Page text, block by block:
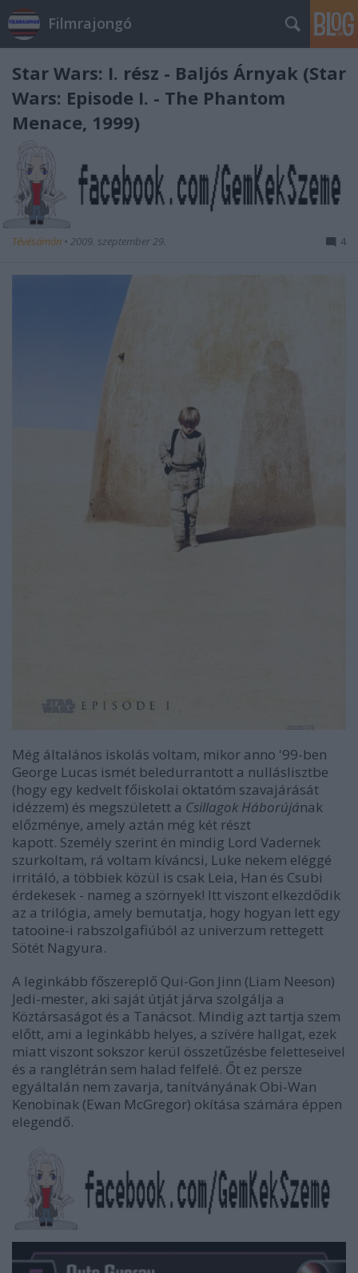
Filmrajongó
Star Wars: I. rész - Baljós Árnyak (Star
Wars: Episode I. - The Phantom
Menace, 1999)
Tévésámán • 2009. szeptember 29. 4
Még általános iskolás voltam, mikor anno '99-ben
George Lucas ismét beledurrantott a nulláslisztbe
(hogy egy kedvelt főiskolai oktatóm szavajárását
idézzem) és megszületett a Csillagok Háborújának
előzménye, amely aztán még két részt
kapott. Személy szerint én mindig Lord Vadernek
szurkoltam, rá voltam kíváncsi, Luke nekem eléggé
irritáló, a többiek közül is csak Leia, Han és Csubi
érdekesek - nameg a szörnyek! Itt viszont elkezdődik
az a trilógia, amely bemutatja, hogy hogyan lett egy
tatooine-i rabszolgafiúból az univerzum rettegett
Sötét Nagyura.
A leginkább főszereplő Qui-Gon Jinn (Liam Neeson)
Jedi-mester, aki saját útját járva szolgálja a
Köztársaságot és a Tanácsot. Mindig azt tartja szem
előtt, ami a leginkább helyes, a szívére hallgat, ezek
miatt viszont sokszor kerül összetűzésbe feletteseivel
és a ranglétrán sem halad felfelé. Őt ez persze
egyáltalán nem zavarja, tanítványának Obi-Wan
Kenobinak (Ewan McGregor) okítása számára éppen
elegendő.